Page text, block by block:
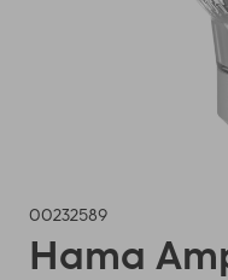
00232589
Hama